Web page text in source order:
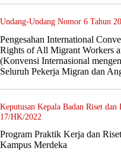
Undang-Undang Nomor 6 Tahun
Pengesahan International
Rights of All Migrant Workers
(Konvensi Internasional
Seluruh Pekerja Migran dan
Keputusan Kepala Badan Riset
17/HK/2022
Program Praktik Kerja dan
Kampus Merdeka